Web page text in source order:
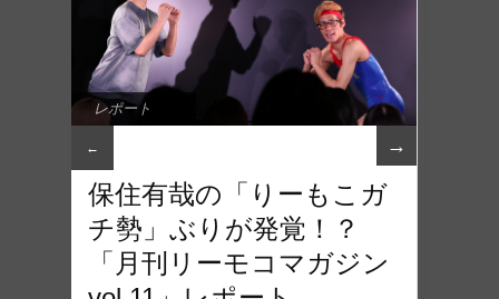
レポート
← →
保住有哉の「りーもこガ
チ勢」ぶりが発覚！？
「月刊リーモコマガジン